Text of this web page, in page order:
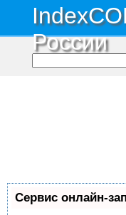
России
Сервис онлайн-